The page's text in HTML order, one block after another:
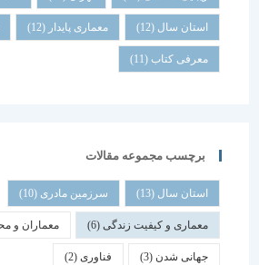
استان سال(12) معماری پایدار (12)
معرفی کتاب(11)
برچسب مجموعه مقالات
استان سال(13) سرزمین مادری(10)
معماری و کیفیت زندگی(6) معماران و محیط
جهانی شدن(3) فناوری (2)